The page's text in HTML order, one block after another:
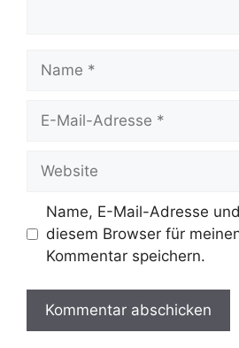
Mail-
Name, E-Mail-Adresse
diesem Browser für
Kommentar speichern.